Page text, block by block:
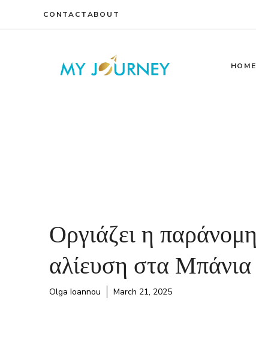
CONTACTABOUT
HOME
Οργιάζει η παράνομη
αλίευση στα Μπάνια
Olga Ioannou March 21, 2025